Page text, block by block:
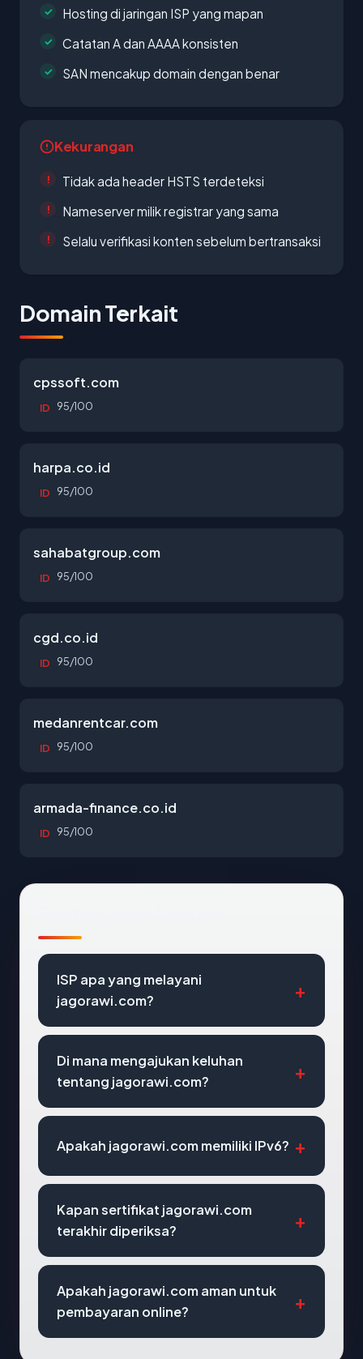
Hosting di jaringan ISP yang mapan
Catatan A dan AAAA konsisten
SAN mencakup domain dengan benar
Kekurangan
Tidak ada header HSTS terdeteksi
Nameserver milik registrar yang sama
Selalu verifikasi konten sebelum bertransaksi
Domain Terkait
cpssoft.com
ID 95/100
harpa.co.id
ID 95/100
sahabatgroup.com
ID 95/100
cgd.co.id
ID 95/100
medanrentcar.com
ID 95/100
armada-finance.co.id
ID 95/100
ISP apa yang melayani
jagorawi.com?
Di mana mengajukan keluhan
tentang jagorawi.com?
Apakah jagorawi.com memiliki IPv6?
Kapan sertifikat jagorawi.com
terakhir diperiksa?
Apakah jagorawi.com aman untuk
pembayaran online?